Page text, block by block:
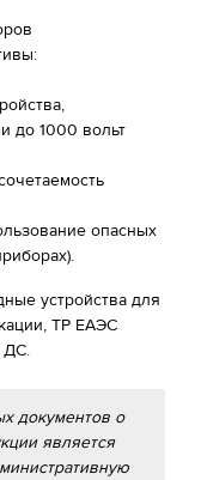
до 1000 вольт
опасных
устройства для
ТР ЕАЭС
ДС.
документов о
является